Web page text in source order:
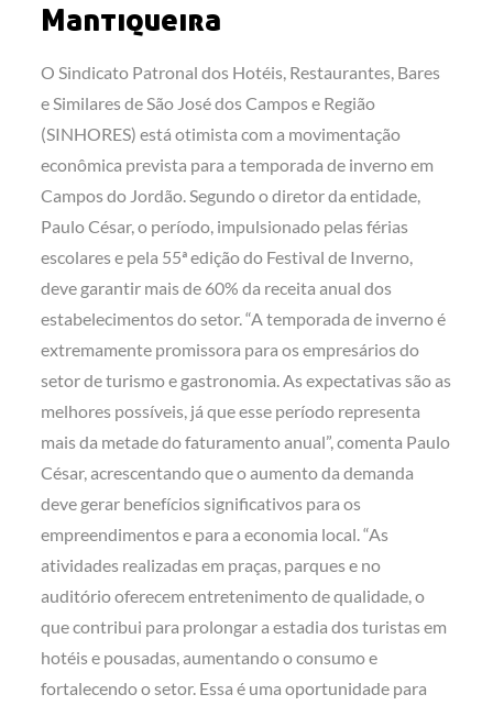
Mantiqueira
O Sindicato Patronal dos Hotéis, Restaurantes, Bares
e Similares de São José dos Campos e Região
(SINHORES) está otimista com a movimentação
econômica prevista para a temporada de inverno em
Campos do Jordão. Segundo o diretor da entidade,
Paulo César, o período, impulsionado pelas férias
escolares e pela 55ª edição do Festival de Inverno,
deve garantir mais de 60% da receita anual dos
estabelecimentos do setor.“A temporada de inverno é
extremamente promissora para os empresários do
setor de turismo e gastronomia. As expectativas são as
melhores possíveis, já que esse período representa
mais da metade do faturamento anual”, comenta Paulo
César, acrescentando que o aumento da demanda
deve gerar benefícios significativos para os
empreendimentos e para a economia local. “As
atividades realizadas em praças, parques e no
auditório oferecem entretenimento de qualidade, o
que contribui para prolongar a estadia dos turistas em
hotéis e pousadas, aumentando o consumo e
fortalecendo o setor. Essa é uma oportunidade para